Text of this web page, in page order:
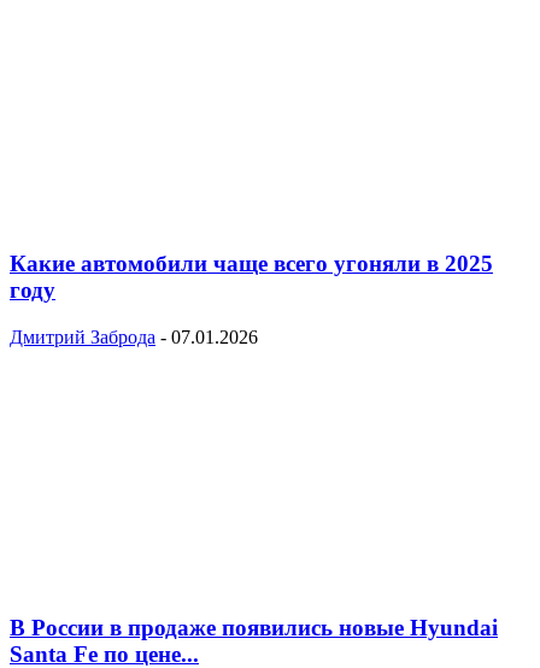
Какие автомобили чаще всего угоняли в 2025
году
Дмитрий Заброда - 07.01.2026
В России в продаже появились новые Hyundai
Santa Fe по цене...